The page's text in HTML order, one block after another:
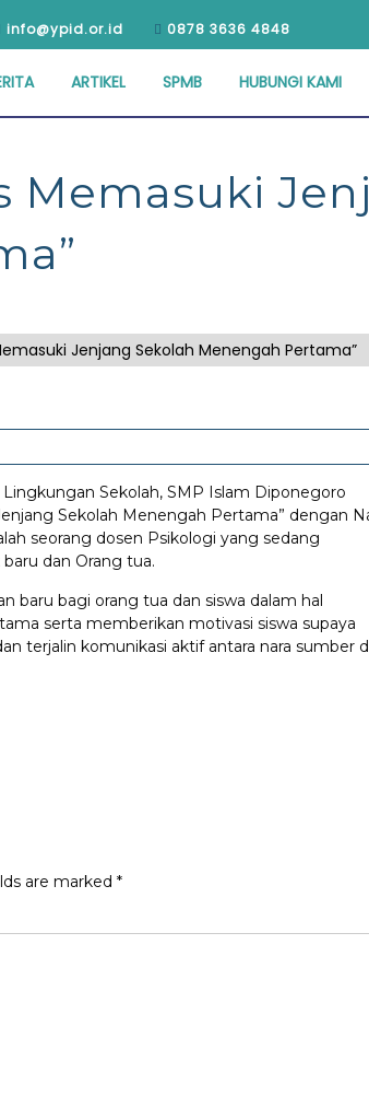
info@ypid.or.id 0878 3636 4848
ARTIKEL SPMB HUBUNGI KAMI
Memasuki
Jenjang Sekolah Menengah Pertama”
Sekolah, SMP Islam Diponegoro
Sekolah Menengah Pertama” dengan
seorang dosen Psikologi yang sedang
dan Orang tua.
baru bagi orang tua dan siswa dalam hal
serta memberikan motivasi siswa supaya
terjalin komunikasi aktif antara nara sumber
are marked *